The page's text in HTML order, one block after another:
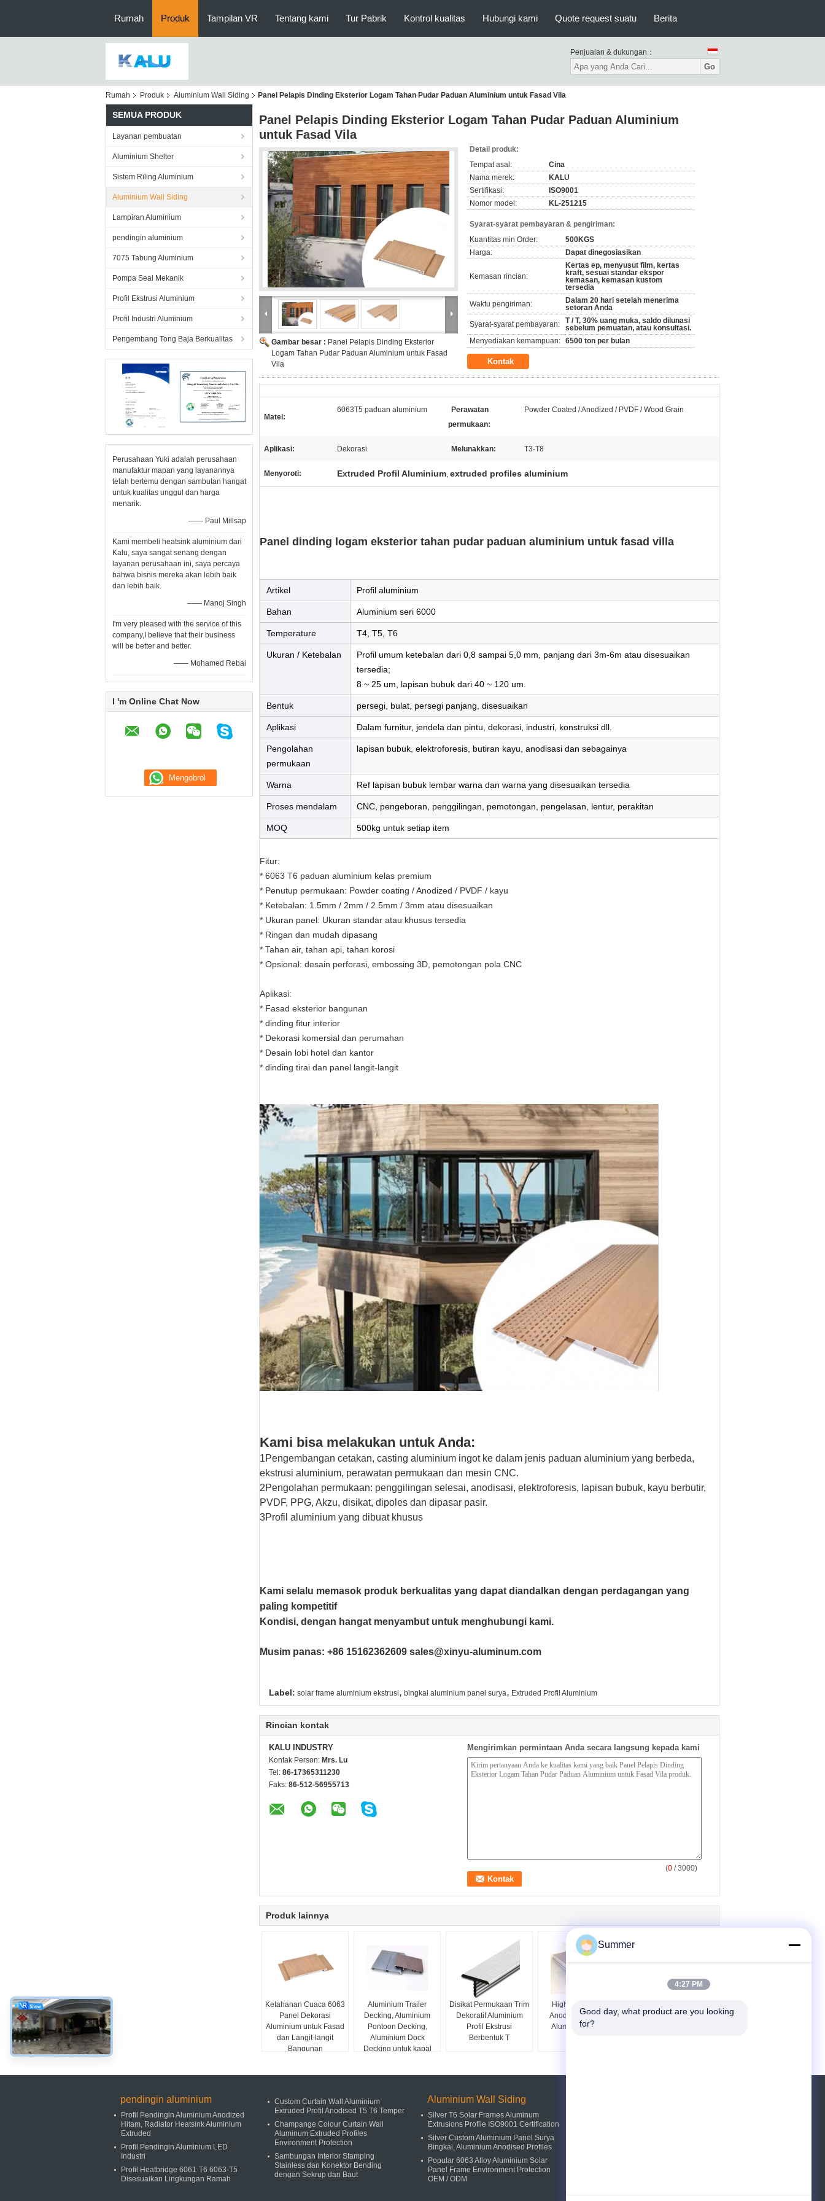
Rumah Produk Tampilan VR Tentang kami Tur Pabrik Kontrol kualitas Hubungi kami Quote request suatu Berita
Penjualan & dukungan：
Go
Rumah Produk Aluminium Wall Siding Panel Pelapis Dinding Eksterior Logam Tahan Pudar Paduan Aluminium untuk Fasad Vila
SEMUA PRODUK
Layanan pembuatan
Aluminium Shelter
Sistem Riling Aluminium
Aluminium Wall Siding
Lampiran Aluminium
pendingin aluminium
7075 Tabung Aluminium
Pompa Seal Mekanik
Profil Ekstrusi Aluminium
Profil Industri Aluminium
Pengembang Tong Baja Berkualitas
Perusahaan Yuki adalah perusahaan
manufaktur mapan yang layanannya
telah bertemu dengan sambutan hangat
untuk kualitas unggul dan harga
menarik.
—— Paul Millsap
Kami membeli heatsink aluminium dari
Kalu, saya sangat senang dengan
layanan perusahaan ini, saya percaya
bahwa bisnis mereka akan lebih baik
dan lebih baik.
—— Manoj Singh
I'm very pleased with the service of this
company,I believe that their business
will be better and better.
—— Mohamed Rebai
I 'm Online Chat Now
Panel Pelapis Dinding Eksterior Logam Tahan Pudar Paduan Aluminium
untuk Fasad Vila
Gambar besar : Panel Pelapis Dinding Eksterior
Logam Tahan Pudar Paduan Aluminium untuk Fasad
Vila
Detail produk:
Tempat asal:
Cina
Nama merek:
KALU
Sertifikasi:
ISO9001
Nomor model:
KL-251215
Syarat-syarat pembayaran & pengiriman:
Kuantitas min Order:
500KGS
Harga:
Dapat dinegosiasikan
Kemasan rincian:
Kertas ep, menyusut film, kertas
kraft, sesuai standar ekspor
kemasan, kemasan kustom
tersedia
Waktu pengiriman:
Dalam 20 hari setelah menerima
setoran Anda
Syarat-syarat pembayaran:
T / T, 30% uang muka, saldo dilunasi
sebelum pemuatan, atau konsultasi.
Menyediakan kemampuan: 6500 ton per bulan
Kontak
Matel:
6063T5 paduan aluminium
Perawatan
permukaan:
Powder Coated / Anodized / PVDF / Wood Grain
Aplikasi: Dekorasi Melunakkan: T3-T8
Menyoroti: Extruded Profil Aluminium, extruded profiles aluminium
Panel dinding logam eksterior tahan pudar paduan aluminium untuk fasad villa
Artikel Profil aluminium
Bahan Aluminium seri 6000
Temperature T4, T5, T6
Ukuran / Ketebalan
Profil umum ketebalan dari 0,8 sampai 5,0 mm, panjang dari 3m-6m atau disesuaikan
tersedia;
8 ~ 25 um, lapisan bubuk dari 40 ~ 120 um.
Bentuk persegi, bulat, persegi panjang, disesuaikan
Aplikasi Dalam furnitur, jendela dan pintu, dekorasi, industri, konstruksi dll.
Pengolahan
permukaan
lapisan bubuk, elektroforesis, butiran kayu, anodisasi dan sebagainya
Warna Ref lapisan bubuk lembar warna dan warna yang disesuaikan tersedia
Proses mendalam CNC, pengeboran, penggilingan, pemotongan, pengelasan, lentur, perakitan
MOQ 500kg untuk setiap item
Fitur:
* 6063 T6 paduan aluminium kelas premium
* Penutup permukaan: Powder coating / Anodized / PVDF / kayu
* Ketebalan: 1.5mm / 2mm / 2.5mm / 3mm atau disesuaikan
* Ukuran panel: Ukuran standar atau khusus tersedia
* Ringan dan mudah dipasang
* Tahan air, tahan api, tahan korosi
* Opsional: desain perforasi, embossing 3D, pemotongan pola CNC
Aplikasi:
* Fasad eksterior bangunan
* dinding fitur interior
* Dekorasi komersial dan perumahan
* Desain lobi hotel dan kantor
* dinding tirai dan panel langit-langit
Kami bisa melakukan untuk Anda:
1Pengembangan cetakan, casting aluminium ingot ke dalam jenis paduan aluminium yang berbeda,
ekstrusi aluminium, perawatan permukaan dan mesin CNC.
2Pengolahan permukaan: penggilingan selesai, anodisasi, elektroforesis, lapisan bubuk, kayu berbutir,
PVDF, PPG, Akzu, disikat, dipoles dan dipasar pasir.
3Profil aluminium yang dibuat khusus
Kami selalu memasok produk berkualitas yang dapat diandalkan dengan perdagangan yang
paling kompetitif
Kondisi, dengan hangat menyambut untuk menghubungi kami.
Musim panas: +86 15162362609 sales@xinyu-aluminum.com
Label: solar frame aluminium ekstrusi, bingkai aluminium panel surya, Extruded Profil Aluminium
Rincian kontak
KALU INDUSTRY
Kontak Person: Mrs. Lu
Tel: 86-17365311230
Faks: 86-512-56955713
Mengirimkan permintaan Anda secara langsung kepada kami
(0 / 3000)
Produk lainnya
Ketahanan Cuaca 6063
Panel Dekorasi
Aluminium untuk Fasad
dan Langit-langit
Bangunan
Aluminium Trailer
Decking, Aluminium
Pontoon Decking,
Aluminium Dock
Decking untuk kapal
Disikat Permukaan Trim
Dekoratif Aluminium
Profil Ekstrusi
Berbentuk T
High Grade Silver
Anodized Extruded
Aluminium Planks
aluminium cladding
pendingin aluminium
Profil Pendingin Aluminium Anodized
Hitam, Radiator Heatsink Aluminium
Extruded
Profil Pendingin Aluminium LED
Industri
Profil Heatbridge 6061-T6 6063-T5
Disesuaikan Lingkungan Ramah
Custom Curtain Wall Aluminium
Extruded Profil Anodised T5 T6 Temper
Champange Colour Curtain Wall
Aluminum Extruded Profiles
Environment Protection
Sambungan Interior Stamping
Stainless dan Konektor Bending
dengan Sekrup dan Baut
Aluminium Wall Siding
Silver T6 Solar Frames Aluminum
Extrusions Profile ISO9001 Certification
Silver Custom Aluminium Panel Surya
Bingkai, Aluminium Anodised Profiles
Popular 6063 Alloy Aluminium Solar
Panel Frame Environment Protection
OEM / ODM
Summer
4:27 PM
Good day, what product are you looking
for?